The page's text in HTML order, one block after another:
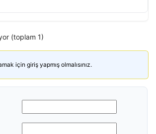
(toplam 1)
için giriş yapmış olmalısınız.